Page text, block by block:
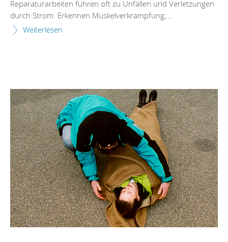
Reparaturarbeiten führen oft zu Unfällen und Verletzungen
durch Strom. Erkennen Muskelverkrampfung,...
Weiterlesen